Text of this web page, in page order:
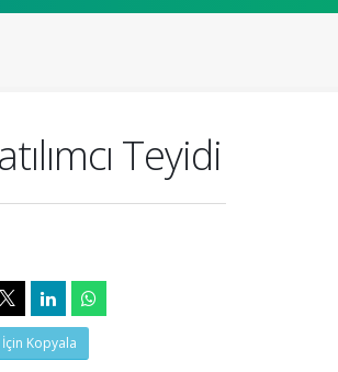
Teyidi
Kopyala